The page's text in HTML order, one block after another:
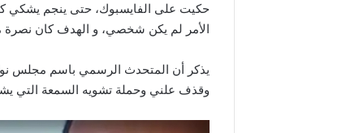
حكيت على الفايسبوك، حتى ينجم يشكي
الأمر لم يكن شخصي، و الهدف كان
يذكر أن المتحدث الرسمي باسم مجلس
وقذف علني وحملة تشويه السمعة التي